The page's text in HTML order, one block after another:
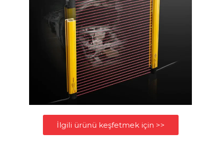
İlgili ürünü keşfetmek için >>